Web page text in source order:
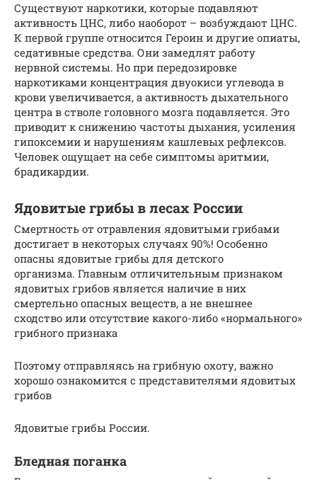
Существуют наркотики, которые подавляют
активность ЦНС, либо наоборот – возбуждают ЦНС.
К первой группе относится Героин и другие опиаты,
седативные средства. Они замедлят работу
нервной системы. Но при передозировке
наркотиками концентрация двуокиси углевода в
крови увеличивается, а активность дыхательного
центра в стволе головного мозга подавляется. Это
приводит к снижению частоты дыхания, усиления
гипоксемии и нарушениям кашлевых рефлексов.
Человек ощущает на себе симптомы аритмии,
брадикардии.
Ядовитые грибы в лесах России
Смертность от отравления ядовитыми грибами
достигает в некоторых случаях 90%! Особенно
опасны ядовитые грибы для детского
организма. Главным отличительным признаком
ядовитых грибов является наличие в них
смертельно опасных веществ, а не внешнее
сходство или отсутствие какого-либо «нормального»
грибного признака
Поэтому отправляясь на грибную охоту, важно
хорошо ознакомится с представителями ядовитых
грибов
Ядовитые грибы России.
Бледная поганка